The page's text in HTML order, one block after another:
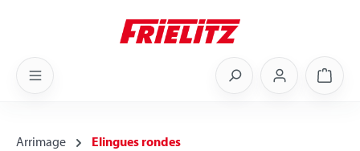
Arrimage Elingues rondes